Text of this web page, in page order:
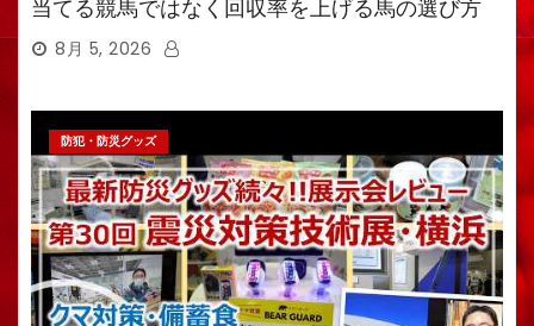
当てる競馬ではなく回収率を上げる馬の選び方
8月 5, 2026
防犯・防災グッズ